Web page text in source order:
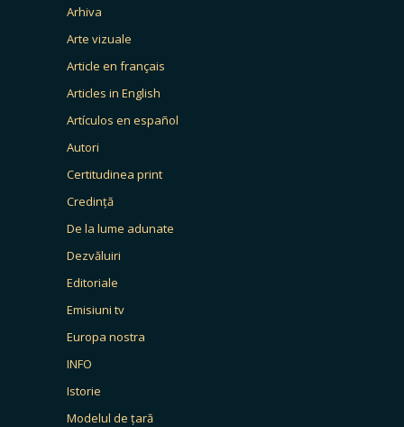
Arhiva
Arte vizuale
Article en français
Articles in English
Artículos en español
Autori
Certitudinea print
Credință
De la lume adunate
Dezvăluiri
Editoriale
Emisiuni tv
Europa nostra
INFO
Istorie
Modelul de țară